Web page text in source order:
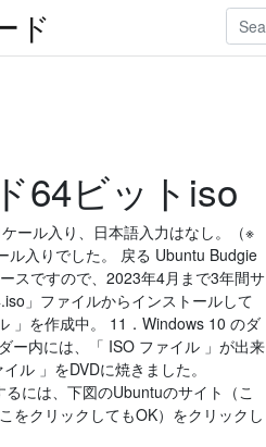
ド
64ビットiso
ール入り、日本語入力はなし。（※
ル入りでした。 戻る Ubuntu Budgie
スですので、2023年4月まで3年間サ
」ファイルからインストールして
」を作成中。 11．Windows 10 のダ
ー内には、「 ISO ファイル 」が出来
ル 」をDVDに焼きました。
には、下図のUbuntuのサイト（こ
クリックしてもOK）をクリックし